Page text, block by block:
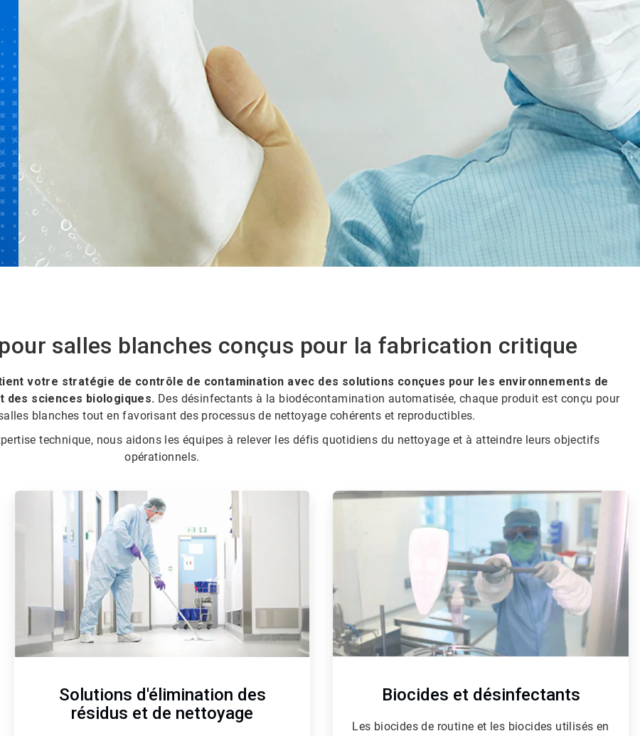
salles blanches conçus pour la fabrication critique
votre stratégie de contrôle de contamination avec des solutions conçues pour les environnements de
des sciences biologiques. Des désinfectants à la biodécontamination automatisée, chaque produit est conçu pour
blanches tout en favorisant des processus de nettoyage cohérents et reproductibles.
technique, nous aidons les équipes à relever les défis quotidiens du nettoyage et à atteindre leurs objectifs
opérationnels.
2
Solutions d'élimination des
résidus et de nettoyage
ArticleTile
Biocides et désinfectants
Les biocides de routine et les biocides utilisés en